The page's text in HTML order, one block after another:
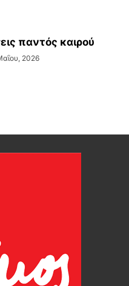
παντός καιρού
2026